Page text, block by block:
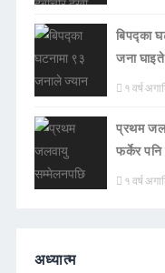
बिपद्का
जना घाइते
१ वर्ष
प्रथम
फर्केर
१ वर्ष
अध्यात्म